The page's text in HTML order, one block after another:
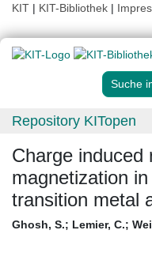
KIT | KIT-Bibliothek |
Suche
Repository KITopen
Charge induced
magnetization
transition metal
Ghosh, S.; Lemier, C.;